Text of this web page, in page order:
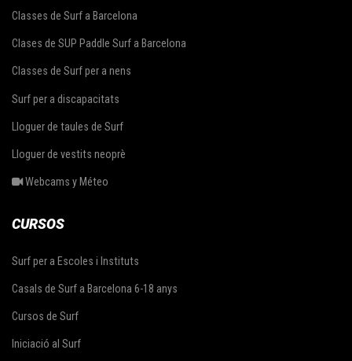
Classes de Surf a Barcelona
Clases de SUP Paddle Surf a Barcelona
Classes de Surf per a nens
Surf per a discapacitats
Lloguer de taules de Surf
Lloguer de vestits neoprè
Webcams y Méteo
CURSOS
Surf per a Escoles i Instituts
Casals de Surf a Barcelona 6-18 anys
Cursos de Surf
Iniciació al Surf